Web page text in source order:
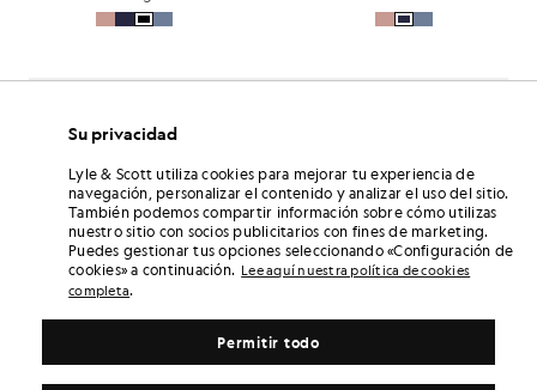
Su privacidad
Lyle & Scott utiliza cookies para mejorar tu experiencia de
navegación, personalizar el contenido y analizar el uso del sitio.
También podemos compartir información sobre cómo utilizas
nuestro sitio con socios publicitarios con fines de marketing.
Puedes gestionar tus opciones seleccionando «Configuración de
cookies» a continuación. Lee aquí nuestra política de cookies
completa.
Permitir todo